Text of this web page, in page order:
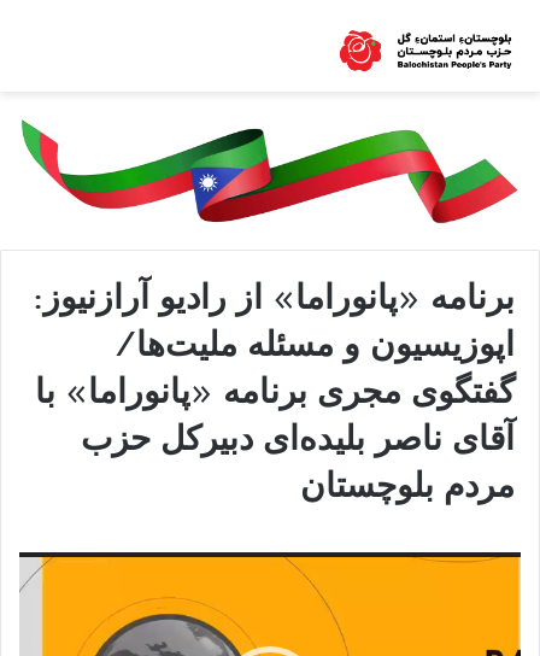
برنامه «پانوراما» از رادیو آرازنیوز:
اپوزیسیون و مسئله ملیت‌ها/
گفتگوی مجری برنامه «پانوراما» با
آقای ناصر بلیده‌ای دبیرکل حزب
مردم بلوچستان
نمایشگر